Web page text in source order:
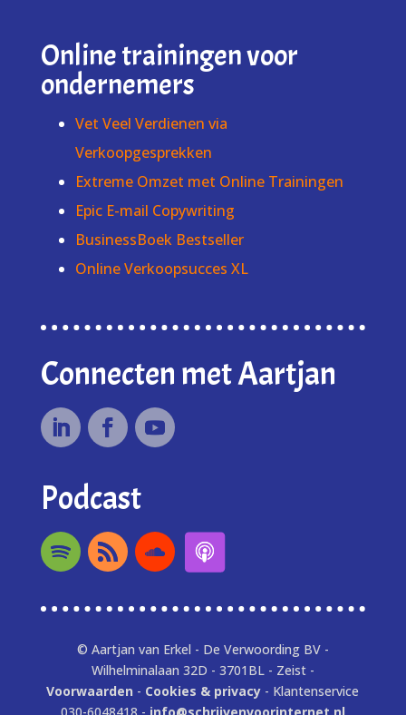
Online trainingen voor
ondernemers
Vet Veel Verdienen via
Verkoopgesprekken
Extreme Omzet met Online Trainingen
Epic E-mail Copywriting
BusinessBoek Bestseller
Online Verkoopsucces XL
Connecten met Aartjan
Podcast
© Aartjan van Erkel - De Verwoording BV -
Wilhelminalaan 32D - 3701BL - Zeist -
Voorwaarden - Cookies & privacy - Klantenservice